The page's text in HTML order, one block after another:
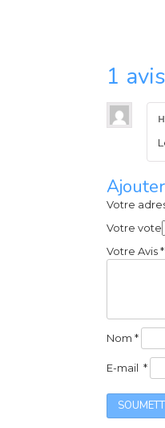
1
Votre
Votre vote
Votre Avis*
Nom *
E-mail *